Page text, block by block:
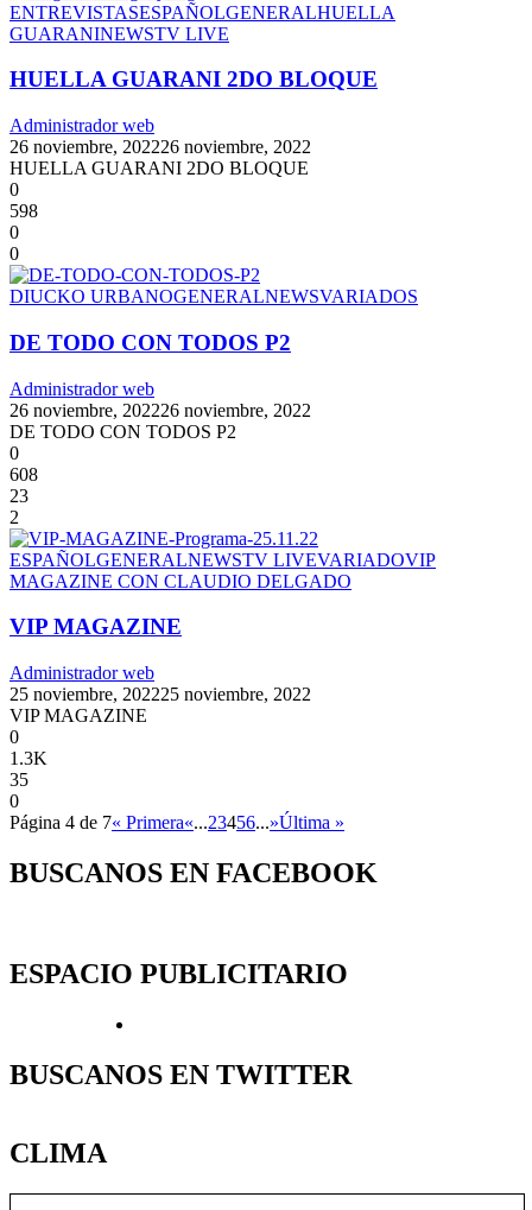
ENTREVISTASESPAÑOLGENERALHUELLA
GUARANINEWSTV LIVE
HUELLA GUARANI 2DO BLOQUE
Administrador web
26 noviembre, 202226 noviembre, 2022
HUELLA GUARANI 2DO BLOQUE
0
598
0
0
DIUCKO URBANOGENERALNEWSVARIADOS
DE TODO CON TODOS P2
Administrador web
26 noviembre, 202226 noviembre, 2022
DE TODO CON TODOS P2
0
608
23
2
ESPAÑOLGENERALNEWSTV LIVEVARIADOVIP
MAGAZINE CON CLAUDIO DELGADO
VIP MAGAZINE
Administrador web
25 noviembre, 202225 noviembre, 2022
VIP MAGAZINE
0
1.3K
35
0
Página 4 de 7« Primera«...23456...»Última »
BUSCANOS EN FACEBOOK
ESPACIO PUBLICITARIO
BUSCANOS EN TWITTER
CLIMA